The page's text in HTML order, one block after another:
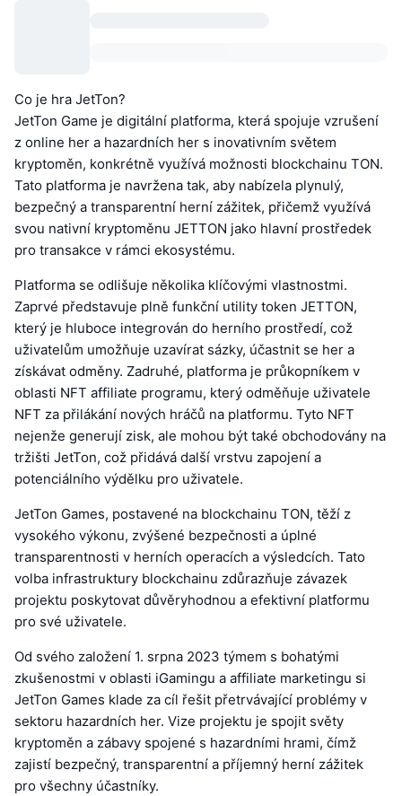
Co je hra JetTon?
JetTon Game je digitální platforma, která spojuje vzrušení
z online her a hazardních her s inovativním světem
kryptoměn, konkrétně využívá možnosti blockchainu TON.
Tato platforma je navržena tak, aby nabízela plynulý,
bezpečný a transparentní herní zážitek, přičemž využívá
svou nativní kryptoměnu JETTON jako hlavní prostředek
pro transakce v rámci ekosystému.
Platforma se odlišuje několika klíčovými vlastnostmi.
Zaprvé představuje plně funkční utility token JETTON,
který je hluboce integrován do herního prostředí, což
uživatelům umožňuje uzavírat sázky, účastnit se her a
získávat odměny. Zadruhé, platforma je průkopníkem v
oblasti NFT affiliate programu, který odměňuje uživatele
NFT za přilákání nových hráčů na platformu. Tyto NFT
nejenže generují zisk, ale mohou být také obchodovány na
tržišti JetTon, což přidává další vrstvu zapojení a
potenciálního výdělku pro uživatele.
JetTon Games, postavené na blockchainu TON, těží z
vysokého výkonu, zvýšené bezpečnosti a úplné
transparentnosti v herních operacích a výsledcích. Tato
volba infrastruktury blockchainu zdůrazňuje závazek
projektu poskytovat důvěryhodnou a efektivní platformu
pro své uživatele.
Od svého založení 1. srpna 2023 týmem s bohatými
zkušenostmi v oblasti iGamingu a affiliate marketingu si
JetTon Games klade za cíl řešit přetrvávající problémy v
sektoru hazardních her. Vize projektu je spojit světy
kryptoměn a zábavy spojené s hazardními hrami, čímž
zajistí bezpečný, transparentní a příjemný herní zážitek
pro všechny účastníky.